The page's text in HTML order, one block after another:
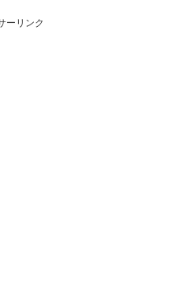
喚起・申込停止)など、空売り関
連情報を集計し、図解でわかり
ーリンク